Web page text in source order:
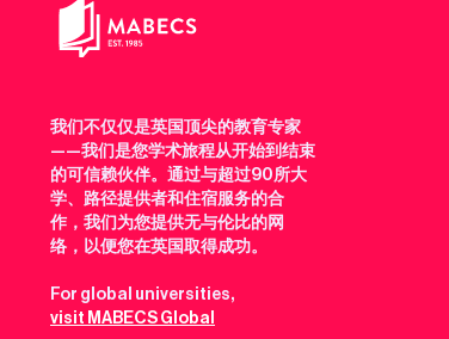
我们不仅仅是英国顶尖的教育专家
——我们是您学术旅程从开始到结束
的可信赖伙伴。通过与超过90所大
学、路径提供者和住宿服务的合
作，我们为您提供无与伦比的网
络，以便您在英国取得成功。
For global universities,
visit MABECS Global